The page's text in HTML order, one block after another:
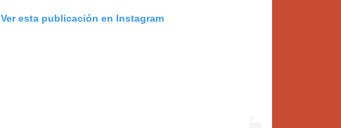
Ver esta publicación en Instagram